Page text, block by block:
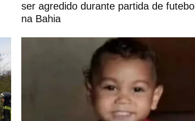
ser agredido durante partida de futebol
na Bahia